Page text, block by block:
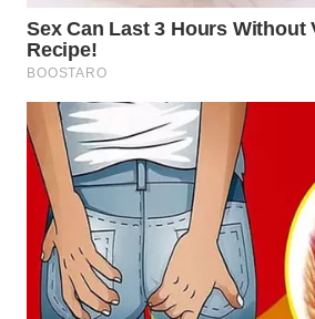
WN
BEKASI
WN
BOGOR
WN
DEPOK
WN
TAPANULI